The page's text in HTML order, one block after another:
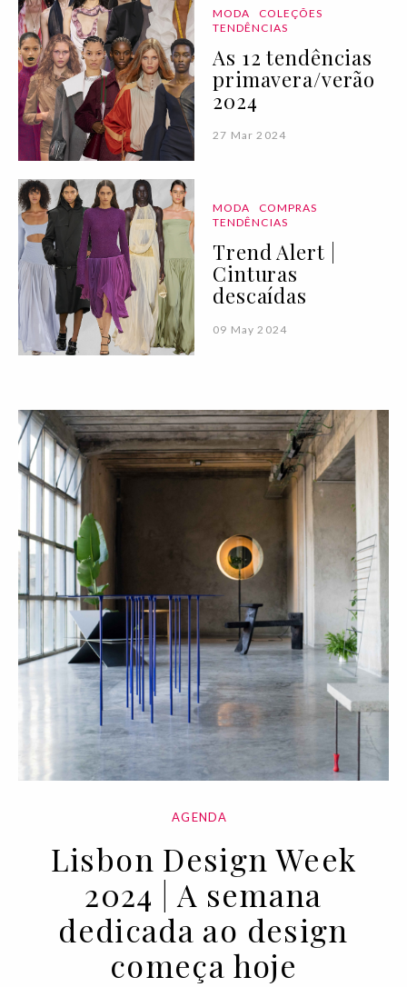
MODA
COLEÇÕES
TENDÊNCIAS
As 12 tendências
primavera/verão
2024
27 Mar 2024
MODA
COMPRAS
TENDÊNCIAS
Trend Alert |
Cinturas
descaídas
09 May 2024
AGENDA
Lisbon Design Week
2024 | A semana
dedicada ao design
começa hoje